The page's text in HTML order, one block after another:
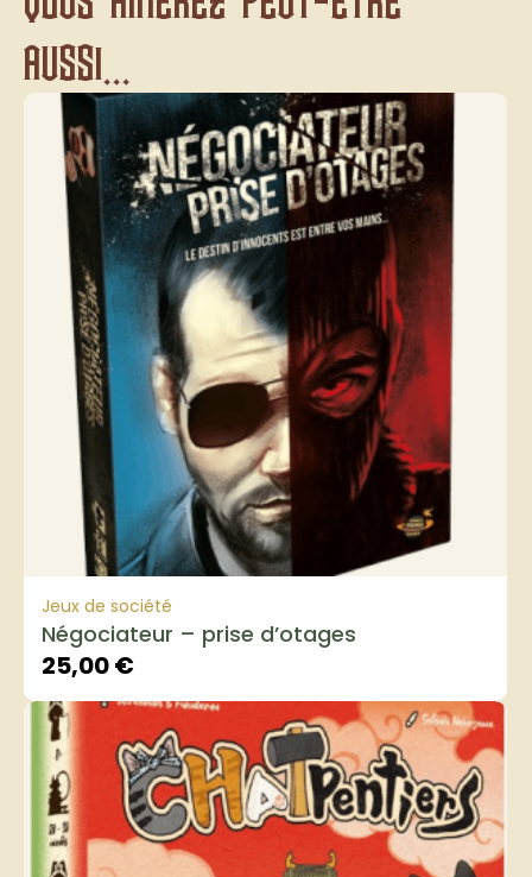
aussi...
Jeux de société
Négociateur – prise d’otages
25,00€